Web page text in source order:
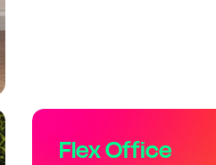
Flex Office